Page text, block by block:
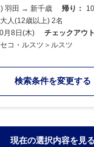
羽田 → 新千歳 帰り：
大人(12歳以上) 2名
月8日(木) チェックアウ
コ・ルスツ＞ルスツ
検索条件を変更する
現在の選択内容を見る